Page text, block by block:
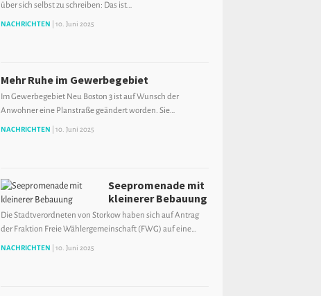
über sich selbst zu schreiben: Das ist…
NACHRICHTEN 10. Juni 2025
Mehr Ruhe im Gewerbegebiet
Im Gewerbegebiet Neu Boston 3 ist auf Wunsch der
Anwohner eine Planstraße geändert worden. Sie…
NACHRICHTEN 10. Juni 2025
Seepromenade mit
kleinerer Bebauung
Die Stadtverordneten von Storkow haben sich auf Antrag
der Fraktion Freie Wählergemeinschaft (FWG) auf eine…
NACHRICHTEN 10. Juni 2025